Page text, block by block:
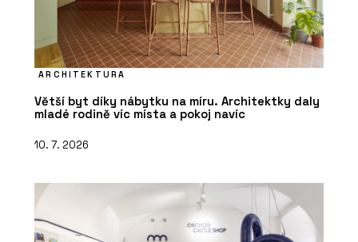
ARCHITEKTURA
Větší byt díky nábytku na míru. Architektky daly
mladé rodině víc místa a pokoj navíc
10. 7. 2026